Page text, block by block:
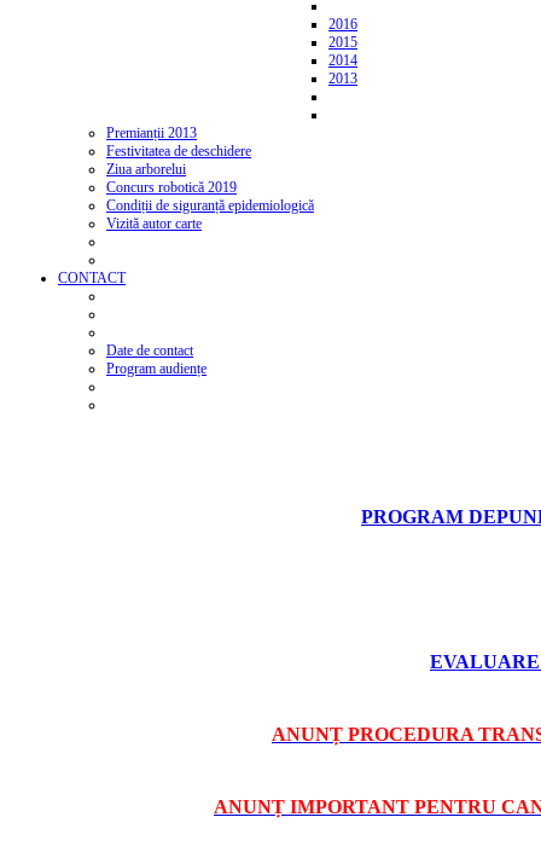
2016
2015
2014
2013
Premianții 2013
Festivitatea de deschidere
Ziua arborelui
Concurs robotică 2019
Condiții de siguranță epidemiologică
Vizită autor carte
CONTACT
Date de contact
Program audiențe
PROGRAM
ANUNȚ PROCEDURA
ANUNȚ IMPORTANT PENTRU